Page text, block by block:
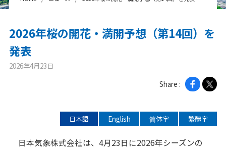
ニュース
2026年
2023年
2022年
2026年桜の開花・満開予想（第14回）を
発表
2026年4月23日
Share :
日本語 English 简体字 繁體字
日本気象株式会社は、4月23日に2026年シーズンの